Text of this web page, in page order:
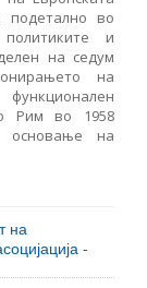
подетално во
и
на седум
на
Рим во 1958
основање на
на
-